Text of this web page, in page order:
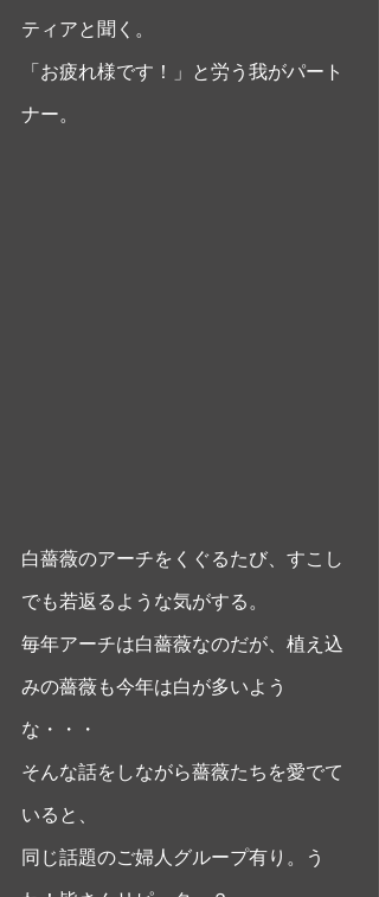
ティアと聞く。
「お疲れ様です！」と労う我がパート
ナー。
白薔薇のアーチをくぐるたび、すこし
でも若返るような気がする。
毎年アーチは白薔薇なのだが、植え込
みの薔薇も今年は白が多いよう
な・・・
そんな話をしながら薔薇たちを愛でて
いると、
同じ話題のご婦人グループ有り。う